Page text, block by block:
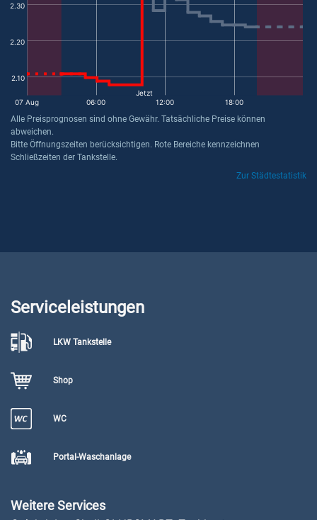
2.10
2.20
2.30
07 Aug 06:00 12:00 18:00
Jetzt
Alle Preisprognosen sind ohne Gewähr. Tatsächliche Preise können
abweichen.
Bitte Öffnungszeiten berücksichtigen. Rote Bereiche kennzeichnen
Schließzeiten der Tankstelle.
Zur Städtestatistik
Serviceleistungen
LKW Tankstelle
Shop
WC
Portal-Waschanlage
Weitere Services